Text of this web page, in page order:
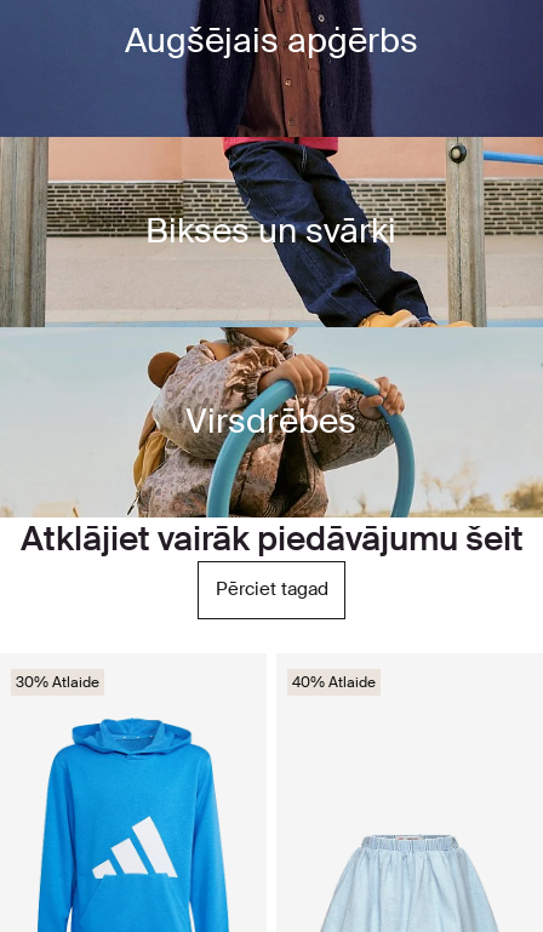
30% Atlaide 40% Atlaide
Augšējais apġērbs
Bikses un svārki
Virsdrēbes
Atklājiet vairāk piedāvājumu šeit
Pērciet tagad